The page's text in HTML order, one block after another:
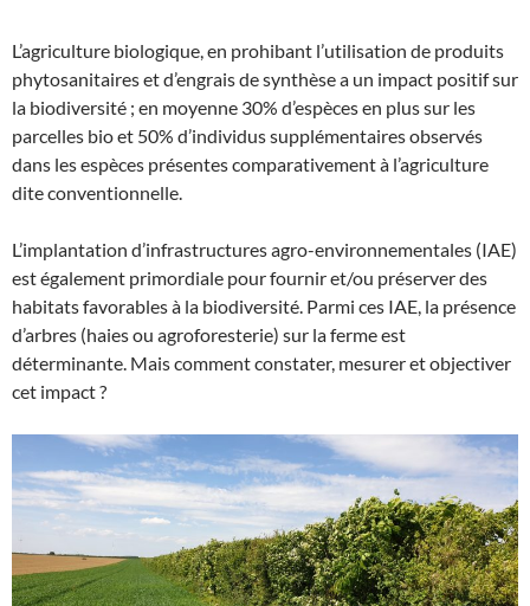
L’agriculture biologique, en prohibant l’utilisation de produits
phytosanitaires et d’engrais de synthèse a un impact positif sur
la biodiversité ; en moyenne 30% d’espèces en plus sur les
parcelles bio et 50% d’individus supplémentaires observés
dans les espèces présentes comparativement à l’agriculture
dite conventionnelle.
L’implantation d’infrastructures agro-environnementales (IAE)
est également primordiale pour fournir et/ou préserver des
habitats favorables à la biodiversité. Parmi ces IAE, la présence
d’arbres (haies ou agroforesterie) sur la ferme est
déterminante. Mais comment constater, mesurer et objectiver
cet impact ?